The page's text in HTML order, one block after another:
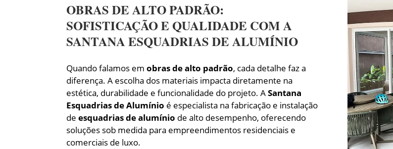
OBRAS DE ALTO PADRÃO:
SOFISTICAÇÃO E QUALIDADE COM A
SANTANA ESQUADRIAS DE ALUMÍNIO
Quando falamos emobras de alto padrão, cada detalhe faz a
diferença. A escolha dos materiais impacta diretamente na
estética, durabilidade e funcionalidade do projeto. ASantana
Esquadrias de Alumínio é especialista na fabricação e instalação
deesquadrias de alumínio de alto desempenho, oferecendo
soluções sob medida para empreendimentos residenciais e
comerciais de luxo.